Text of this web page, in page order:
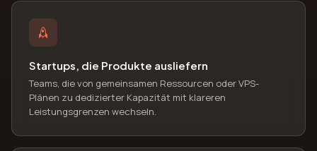
Startups, die Produkte ausliefern
Teams, die von gemeinsamen Ressourcen oder VPS-
Plänen zu dedizierter Kapazität mit klareren
Leistungsgrenzen wechseln.